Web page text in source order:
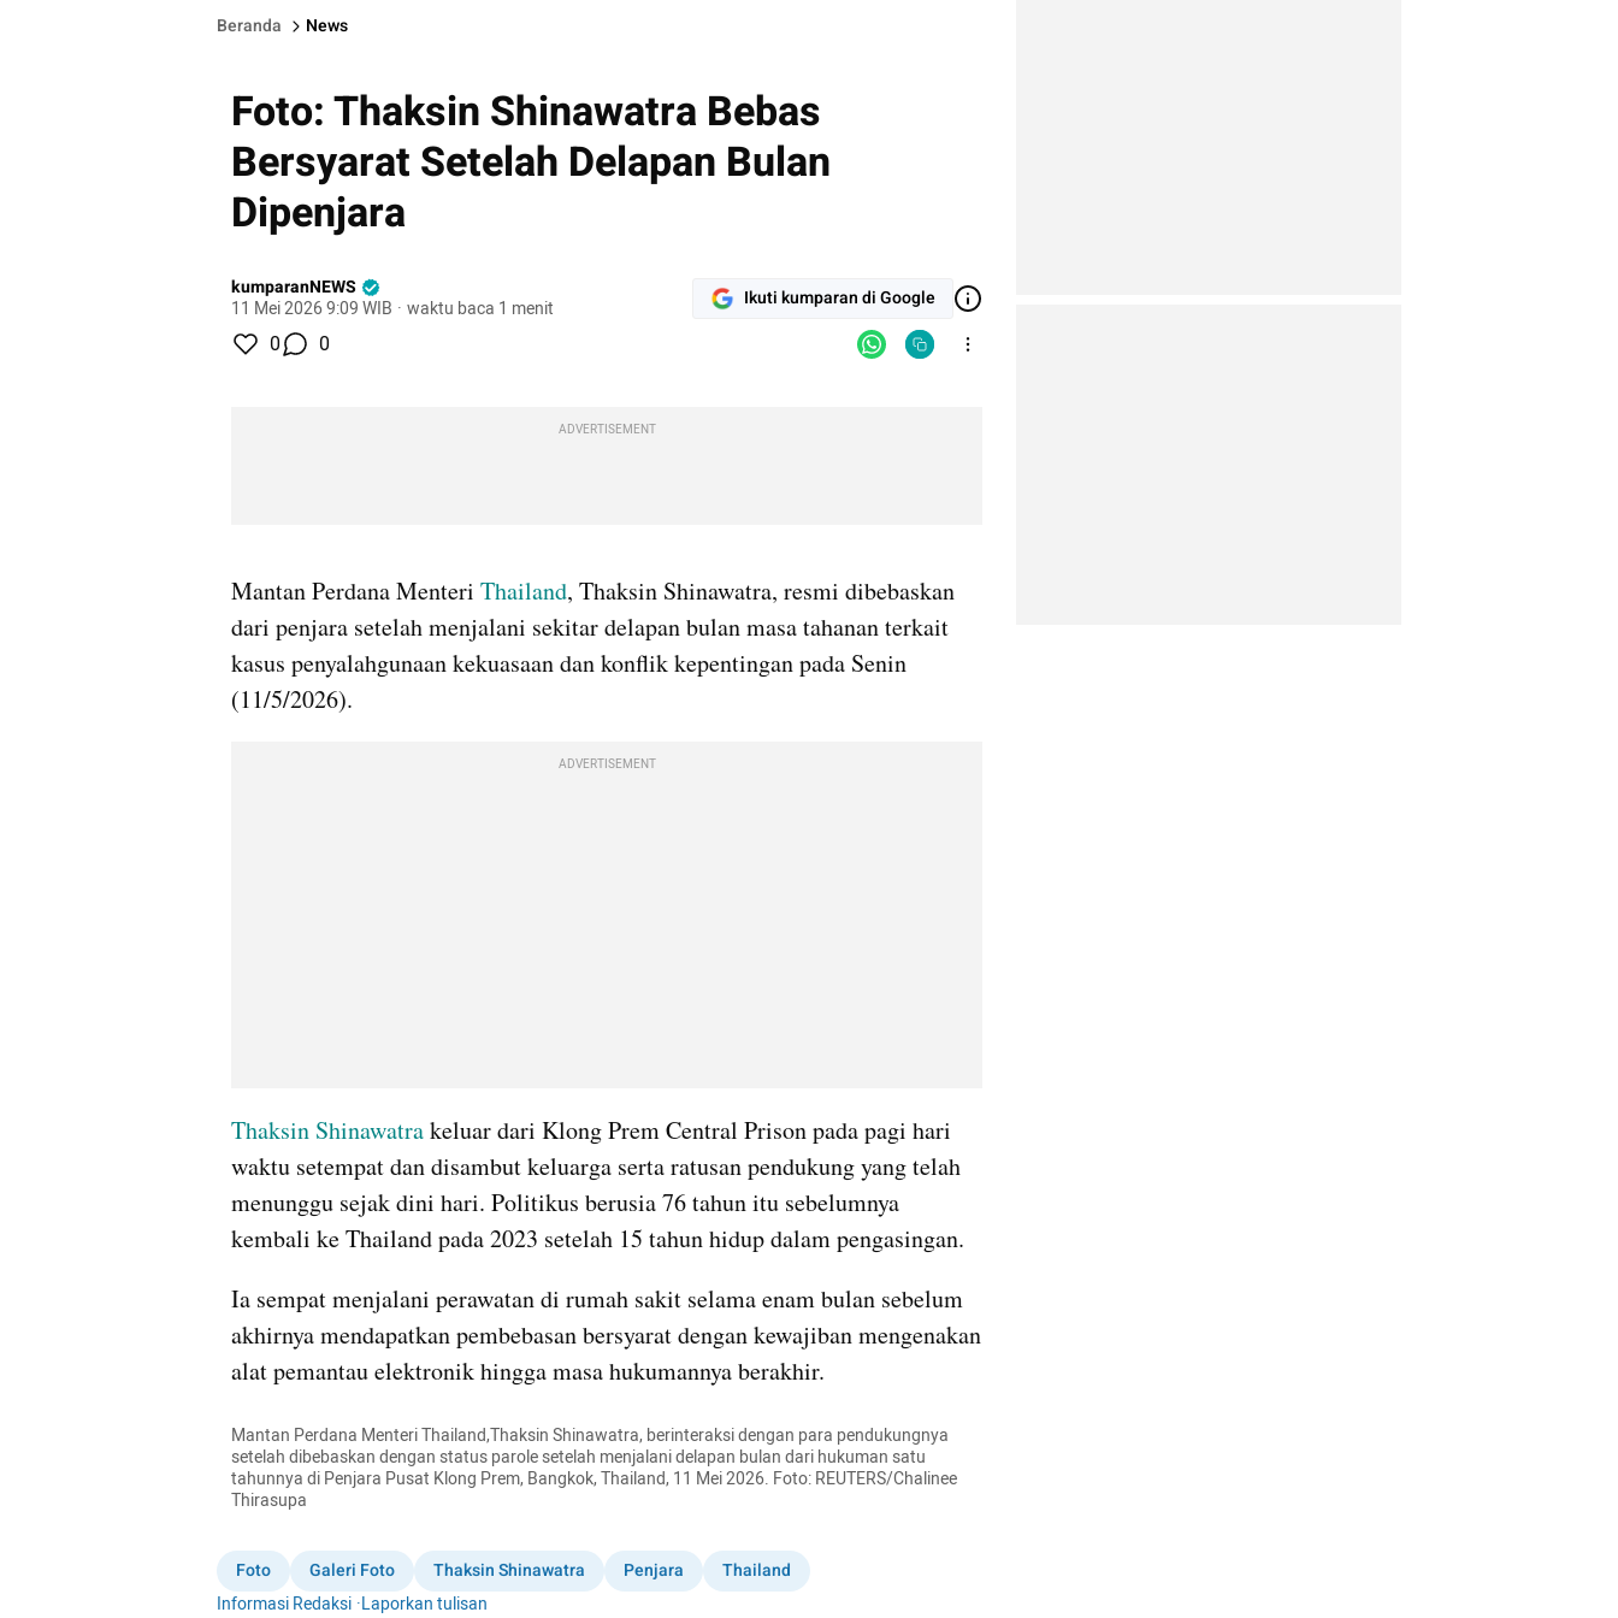
Beranda News
Foto: Thaksin Shinawatra Bebas
Bersyarat Setelah Delapan Bulan
Dipenjara
kumparanNEWS
11 Mei 2026 9:09 WIB · waktu baca 1 menit Ikuti kumparan di Google
0 0
ADVERTISEMENT
Mantan Perdana Menteri Thailand, Thaksin Shinawatra, resmi dibebaskan
dari penjara setelah menjalani sekitar delapan bulan masa tahanan terkait
kasus penyalahgunaan kekuasaan dan konflik kepentingan pada Senin
(11/5/2026).
ADVERTISEMENT
Thaksin Shinawatra keluar dari Klong Prem Central Prison pada pagi hari
waktu setempat dan disambut keluarga serta ratusan pendukung yang telah
menunggu sejak dini hari. Politikus berusia 76 tahun itu sebelumnya
kembali ke Thailand pada 2023 setelah 15 tahun hidup dalam pengasingan.
Ia sempat menjalani perawatan di rumah sakit selama enam bulan sebelum
akhirnya mendapatkan pembebasan bersyarat dengan kewajiban mengenakan
alat pemantau elektronik hingga masa hukumannya berakhir.
Mantan Perdana Menteri Thailand,Thaksin Shinawatra, berinteraksi dengan para pendukungnya
setelah dibebaskan dengan status parole setelah menjalani delapan bulan dari hukuman satu
tahunnya di Penjara Pusat Klong Prem, Bangkok, Thailand, 11 Mei 2026. Foto: REUTERS/Chalinee
Thirasupa
Foto Galeri Foto Thaksin Shinawatra Penjara
Thailand
Informasi Redaksi ·Laporkan tulisan